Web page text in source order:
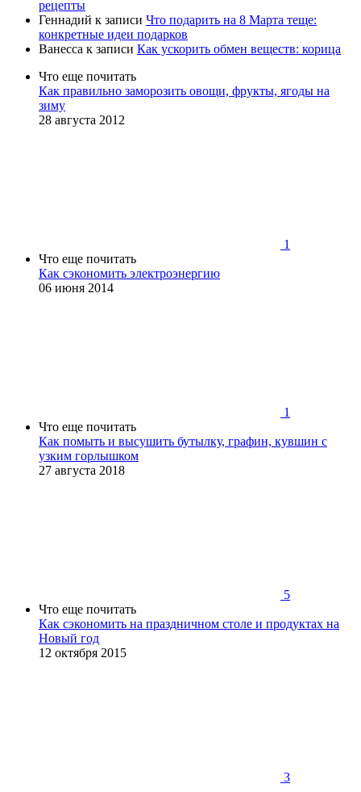
рецепты
Геннадий к записи Что подарить на 8 Марта теще:
конкретные идеи подарков
Ванесса к записи Как ускорить обмен веществ: корица
Что еще почитать
Как правильно заморозить овощи, фрукты, ягоды на
зиму
28 августа 2012
1
Что еще почитать
Как сэкономить электроэнергию
06 июня 2014
1
Что еще почитать
Как помыть и высушить бутылку, графин, кувшин с
узким горлышком
27 августа 2018
5
Что еще почитать
Как сэкономить на праздничном столе и продуктах на
Новый год
12 октября 2015
3